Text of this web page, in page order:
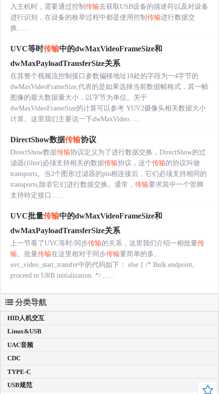
入主机时，需要通过控制 传输去获取USB设备的描述符以及对设备
进行识别，在设备的枚举过程中都是使用控制 传输进行数据交
换......
UVC等时传输中的dwMaxVideoFrameSize和
dwMaxPayloadTransferSize关系
在其整个视频流控制接口参数偏移地址18处的字段为一4字节的
dwMaxVideoFrameSize,代表的是如果选择当前数据帧格式，其一帧
图像的最大数据量大小，以字节为单位。关于
dwMaxVideoFrameSize的计算可以参考 YUV2摄像头相关数据大小
计算。这里我们主要说一下dwMaxVideo......
DirectShow数据传输协议
DirectShow数据传输协议定义为了进行数据交换，DirectShow的过
滤器(filter)必须支持相关的数据传输协议，这个传输的协议叫做
transports。当2个图形过滤器的pin相连接后，它们必须支持相同的
transports,除非它们进行数据交换。通常， 传输要求其中一个管脚
支持特定接口......
UVC批量传输中的dwMaxVideoFrameSize和
dwMaxPayloadTransferSize关系
上一节看了UVC等时/同步传输的关系，这里我们介绍一相批量传
输。批量传输在这里相对于同步传输要简单的多。
uvc_video_start_transfer中的代码如下： else { /* Bulk endpoint,
proceed to URB initialization. */ ......
分类导航
HID人机交互
Linux&USB
UAC音频
CDC
TYPE-C
USB规范